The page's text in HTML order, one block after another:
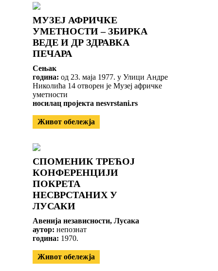
МУЗЕЈ АФРИЧКЕ
УМЕТНОСТИ – ЗБИРКА
ВЕДЕ И ДР ЗДРАВКА
ПЕЧАРА
Сењак
година: од 23. маја 1977. у Улици Андре
Николића 14 отворен је Музеј афричке
уметности
носилац пројекта nesvrstani.rs
Живот обележја
СПОМЕНИК ТРЕЋОЈ
КОНФЕРЕНЦИЈИ
ПОКРЕТА
НЕСВРСТАНИХ У
ЛУСАКИ
Авенија независности, Лусака
аутор: непознат
година: 1970.
Живот обележја